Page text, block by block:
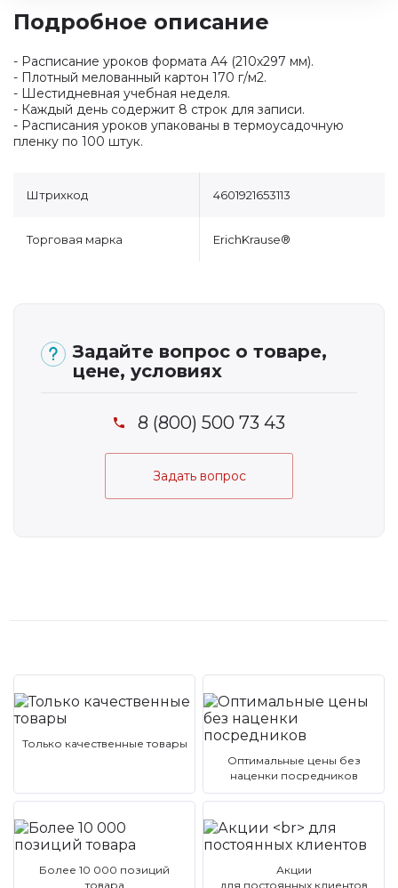
Подробное описание
- Расписание уроков формата А4 (210х297 мм).
- Плотный мелованный картон 170 г/м2.
- Шестидневная учебная неделя.
- Каждый день содержит 8 строк для записи.
- Расписания уроков упакованы в термоусадочную
пленку по 100 штук.
Штрихкод 4601921653113
Торговая марка ErichKrause®
Задайте вопрос о товаре,
цене, условиях
8 (800) 500 73 43
Задать вопрос
Только качественные товары
Оптимальные цены без
наценки посредников
Более 10 000 позиций
товара
Акции
для постоянных клиентов